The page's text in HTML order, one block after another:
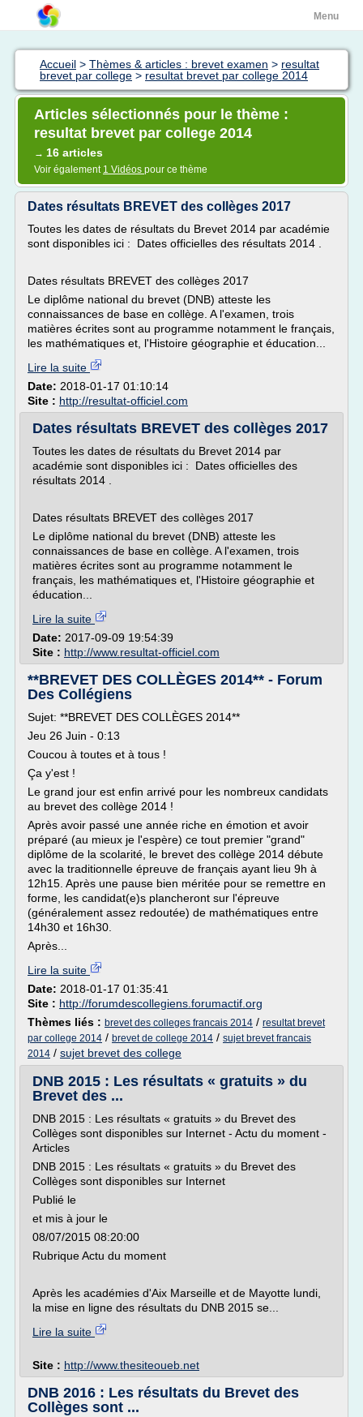
Menu
Accueil > Thèmes & articles : brevet examen > resultat
brevet par college > resultat brevet par college 2014
Articles sélectionnés pour le thème :
resultat brevet par college 2014
→ 16 articles
Voir également 1 Vidéos pour ce thème
Dates résultats BREVET des collèges 2017
Toutes les dates de résultats du Brevet 2014 par académie
sont disponibles ici : Dates officielles des résultats 2014 .
Dates résultats BREVET des collèges 2017
Le diplôme national du brevet (DNB) atteste les
connaissances de base en collège. A l'examen, trois
matières écrites sont au programme notamment le français,
les mathématiques et, l'Histoire géographie et éducation...
Lire la suite
Date: 2018-01-17 01:10:14
Site : http://resultat-officiel.com
Dates résultats BREVET des collèges 2017
Toutes les dates de résultats du Brevet 2014 par
académie sont disponibles ici : Dates officielles des
résultats 2014 .
Dates résultats BREVET des collèges 2017
Le diplôme national du brevet (DNB) atteste les
connaissances de base en collège. A l'examen, trois
matières écrites sont au programme notamment le
français, les mathématiques et, l'Histoire géographie et
éducation...
Lire la suite
Date: 2017-09-09 19:54:39
Site : http://www.resultat-officiel.com
**BREVET DES COLLÈGES 2014** - Forum
Des Collégiens
Sujet: **BREVET DES COLLÈGES 2014**
Jeu 26 Juin - 0:13
Coucou à toutes et à tous !
Ça y'est !
Le grand jour est enfin arrivé pour les nombreux candidats
au brevet des collège 2014 !
Après avoir passé une année riche en émotion et avoir
préparé (au mieux je l'espère) ce tout premier "grand"
diplôme de la scolarité, le brevet des collège 2014 débute
avec la traditionnelle épreuve de français ayant lieu 9h à
12h15. Après une pause bien méritée pour se remettre en
forme, les candidat(e)s plancheront sur l'épreuve
(généralement assez redoutée) de mathématiques entre
14h30 et 16h30.
Après...
Lire la suite
Date: 2018-01-17 01:35:41
Site : http://forumdescollegiens.forumactif.org
Thèmes liés : brevet des colleges francais 2014 / resultat brevet
par college 2014 / brevet de college 2014 / sujet brevet francais
2014 / sujet brevet des college
DNB 2015 : Les résultats « gratuits » du
Brevet des ...
DNB 2015 : Les résultats « gratuits » du Brevet des
Collèges sont disponibles sur Internet - Actu du moment -
Articles
DNB 2015 : Les résultats « gratuits » du Brevet des
Collèges sont disponibles sur Internet
Publié le
et mis à jour le
08/07/2015 08:20:00
Rubrique Actu du moment
Après les académies d'Aix Marseille et de Mayotte lundi,
la mise en ligne des résultats du DNB 2015 se...
Lire la suite
Site : http://www.thesiteoueb.net
DNB 2016 : Les résultats du Brevet des
Collèges sont ...